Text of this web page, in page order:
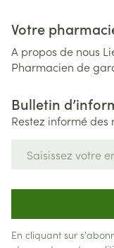
Votre
A propos de nous
Pharmacien de
Bulletin
Restez informé
En cliquant sur